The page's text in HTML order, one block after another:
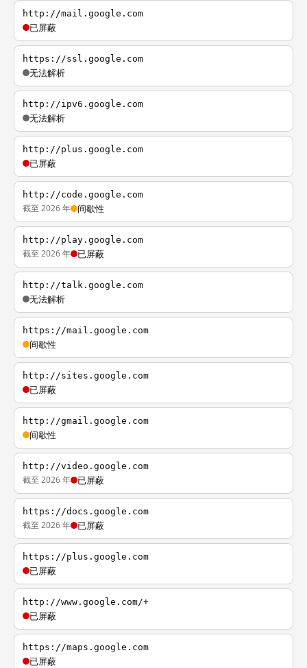
http://mail.google.com
已屏蔽
https://ssl.google.com
无法解析
http://ipv6.google.com
无法解析
http://plus.google.com
已屏蔽
http://code.google.com
截至 2026 年 间歇性
http://play.google.com
截至 2026 年 已屏蔽
http://talk.google.com
无法解析
https://mail.google.com
间歇性
http://sites.google.com
已屏蔽
http://gmail.google.com
间歇性
http://video.google.com
截至 2026 年 已屏蔽
https://docs.google.com
截至 2026 年 已屏蔽
https://plus.google.com
已屏蔽
http://www.google.com/+
已屏蔽
https://maps.google.com
已屏蔽